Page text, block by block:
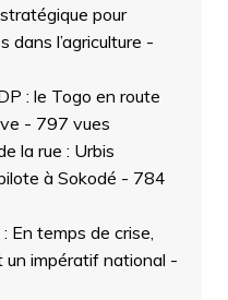
pour
dans l’agriculture -
: le Togo en route
- 797 vues
la rue : Urbis
à Sokodé - 784
En temps de crise,
un impératif national -